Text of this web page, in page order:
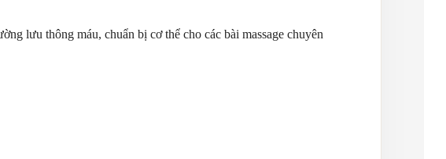
lưu thông máu, chuẩn bị cơ thể cho các bài massage chuyên